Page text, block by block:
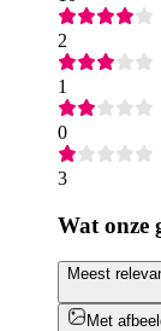
2
1
0
3
Wat onze
Meest
Met